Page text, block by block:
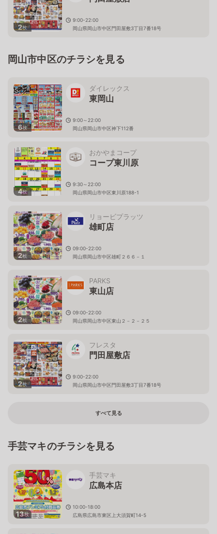
2枚
9:00-22:00
岡山県岡山市中区門田屋敷3丁目7番18号
岡山市中区のチラシを見る
6枚
ダイレックス
東岡山
9:00～22:00
岡山県岡山市中区神下112番
4枚
おかやまコープ
コープ東川原
9:30～22:00
岡山県岡山市中区東川原188-1
2枚
リョービプラッツ
雄町店
09:00-22:00
岡山県岡山市中区雄町２６６－１
2枚
PARKS
東山店
09:00-22:00
岡山県岡山市中区東山２－２－２５
2枚
フレスタ
門田屋敷店
9:00-22:00
岡山県岡山市中区門田屋敷3丁目7番18号
すべて見る
手芸マキのチラシを見る
13枚
手芸マキ
広島本店
10:00-18:00
広島県広島市東区上大須賀町14-5